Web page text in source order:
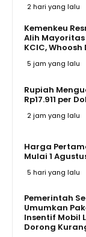
2 hari yang lalu
Kemenkeu
Alih
KCIC, Whoosh
5 jam yang lalu
Rupiah
Rp17.911 per
2 jam yang lalu
Harga
Mulai 1
5 hari yang lalu
Pemerintah
Umumkan
Insentif Mobil
Dorong